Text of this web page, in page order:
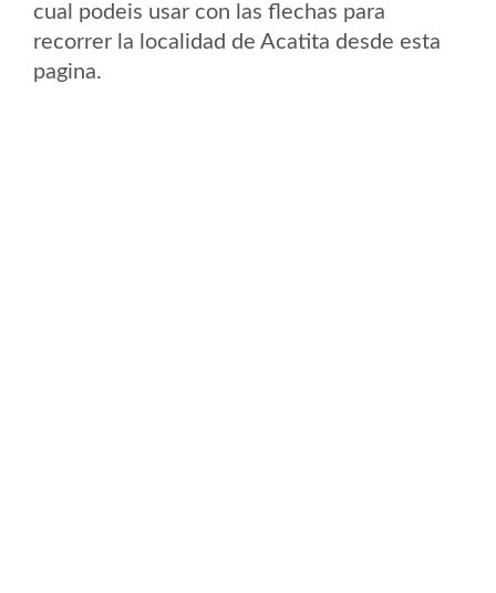
cual podeis usar con las flechas para
recorrer la localidad de Acatita desde esta
pagina.